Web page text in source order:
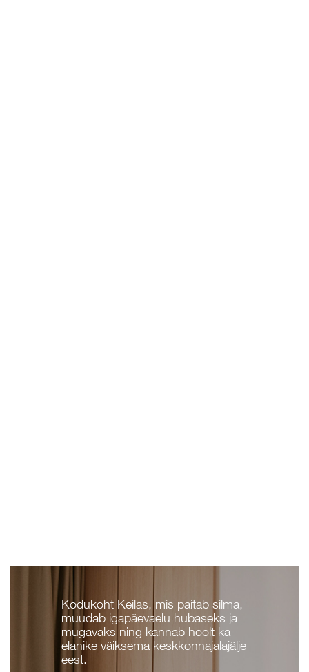
Kodukoht Keilas, mis paitab silma,
muudab igapäevaelu hubaseks ja
mugavaks ning kannab hoolt ka
elanike väiksema keskkonnajalajälje
eest.